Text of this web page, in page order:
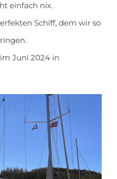
einfach nix.
Schiff, dem wir so
Juni 2024 in